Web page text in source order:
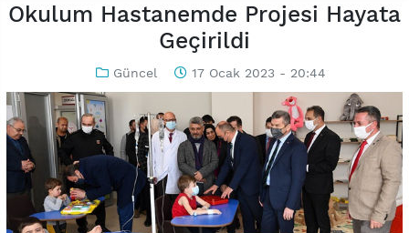
Okulum Hastanemde Projesi Hayata
Geçirildi
Güncel 17 Ocak 2023 - 20:44